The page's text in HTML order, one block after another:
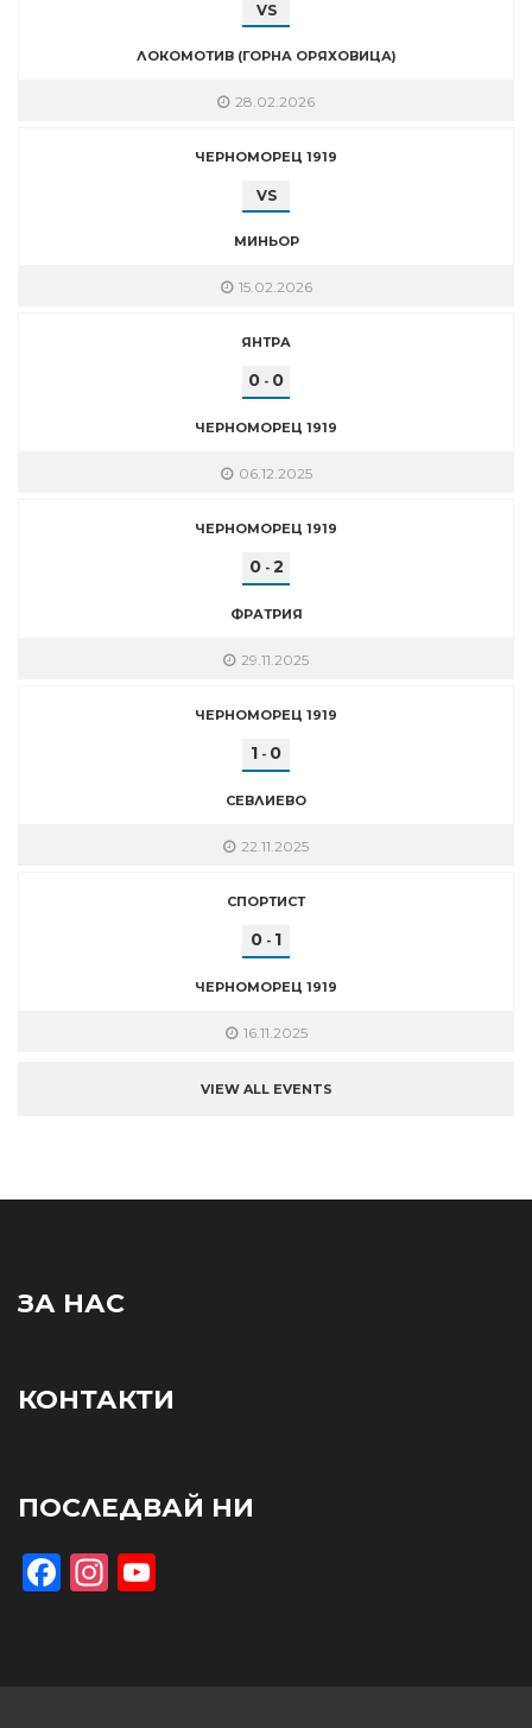
VS
ЛОКОМОТИВ (ГОРНА ОРЯХОВИЦА)
28.02.2026
ЧЕРНОМОРЕЦ 1919
VS
МИНЬОР
15.02.2026
ЯНТРА
0 - 0
ЧЕРНОМОРЕЦ 1919
06.12.2025
ЧЕРНОМОРЕЦ 1919
0- 2
ФРАТРИЯ
29.11.2025
ЧЕРНОМОРЕЦ 1919
1 - 0
СЕВЛИЕВО
22.11.2025
СПОРТИСТ
0 - 1
ЧЕРНОМОРЕЦ 1919
16.11.2025
VIEW ALL EVENTS
ЗА НАС
КОНТАКТИ
ПОСЛЕДВАЙ НИ
Facebook
Instagram